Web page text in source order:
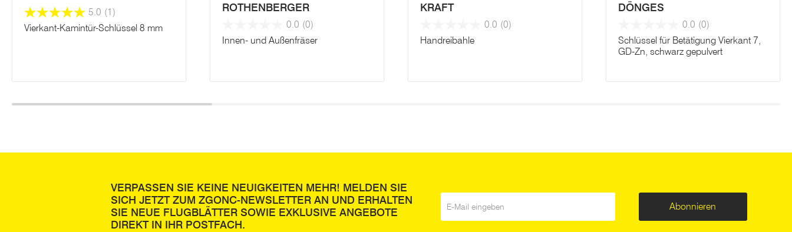
5.0 (1)
Vierkant-Kamintür-Schlüssel 8 mm
ROTHENBERGER
0.0 (0)
Innen- und Außenfräser
KRAFT
0.0 (0)
Handreibahle
DÖNGES
0.0 (0)
Schlüssel für Betätigung Vierkant 7,
GD-Zn, schwarz gepulvert
VERPASSEN SIE KEINE NEUIGKEITEN MEHR! MELDEN SIE
SICH JETZT ZUM ZGONC-NEWSLETTER AN UND ERHALTEN
SIE NEUE FLUGBLÄTTER SOWIE EXKLUSIVE ANGEBOTE
DIREKT IN IHR POSTFACH.
Abonnieren